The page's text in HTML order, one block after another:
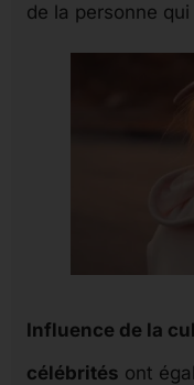
de la personne
Influence de la
célébrités ont